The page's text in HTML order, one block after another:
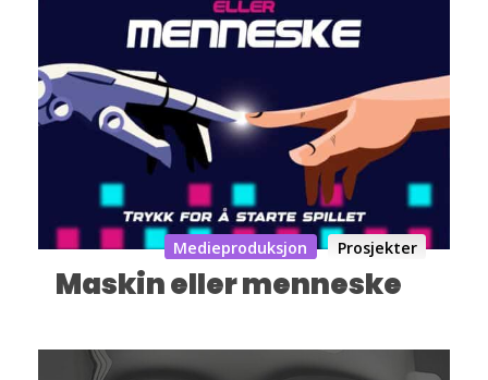
Medieproduksjon Prosjekter
Maskin eller menneske